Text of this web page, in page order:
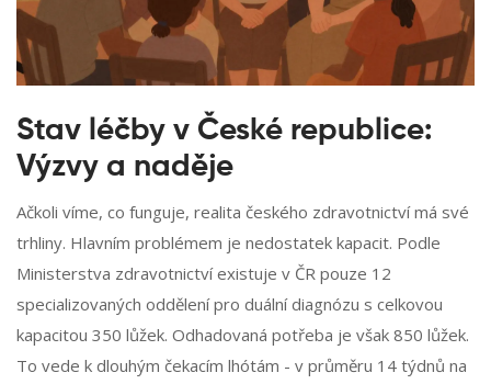
Stav léčby v České republice:
Výzvy a naděje
Ačkoli víme, co funguje, realita českého zdravotnictví má své
trhliny. Hlavním problémem je nedostatek kapacit. Podle
Ministerstva zdravotnictví existuje v ČR pouze 12
specializovaných oddělení pro duální diagnózu s celkovou
kapacitou 350 lůžek. Odhadovaná potřeba je však 850 lůžek.
To vede k dlouhým čekacím lhótám - v průměru 14 týdnů na